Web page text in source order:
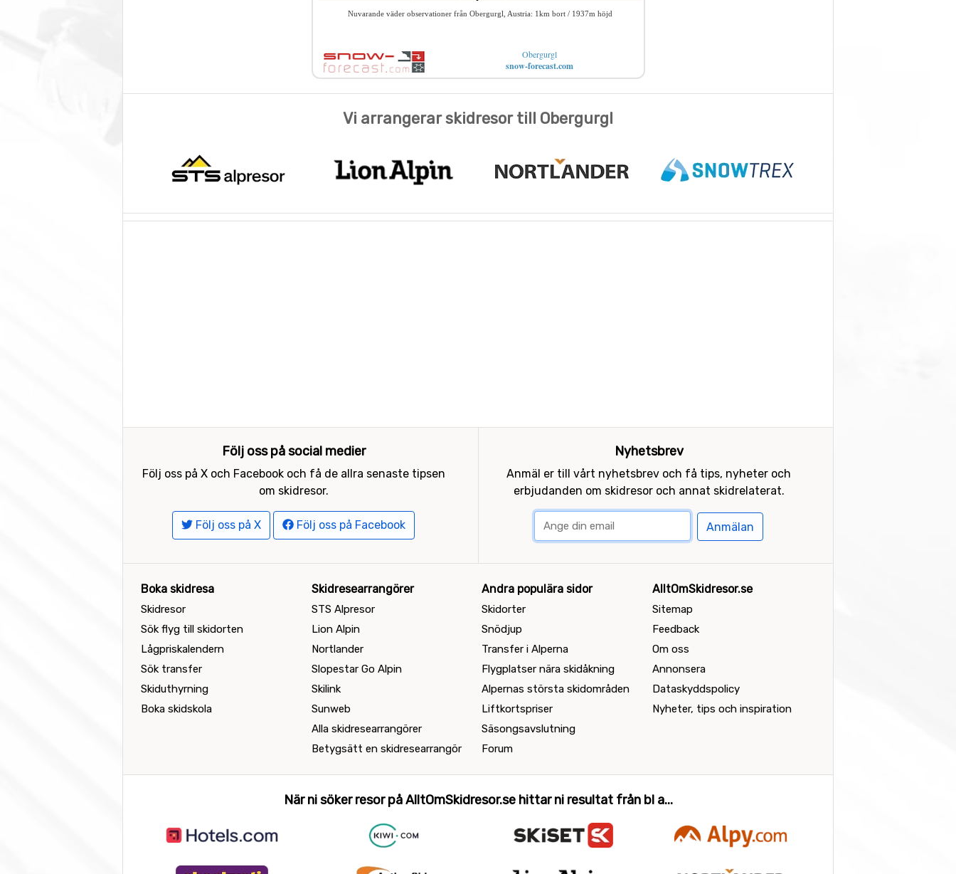
Obergurgl
snow-forecast.com
Vi arrangerar skidresor till Obergurgl
Följ oss på social medier
Följ oss på X och Facebook och få de allra senaste tipsen
om skidresor.
Följ oss på X Följ oss på Facebook
Nyhetsbrev
Anmäl er till vårt nyhetsbrev och få tips, nyheter och
erbjudanden om skidresor och annat skidrelaterat.
Anmälan
Boka skidresa
Skidresor
Sök flyg till skidorten
Lågpriskalendern
Sök transfer
Skiduthyrning
Boka skidskola
Skidresearrangörer
STS Alpresor
Lion Alpin
Nortlander
Slopestar Go Alpin
Skilink
Sunweb
Alla skidresearrangörer
Betygsätt en skidresearrangör
Andra populära sidor
Skidorter
Snödjup
Transfer i Alperna
Flygplatser nära skidåkning
Alpernas största skidområden
Liftkortspriser
Säsongsavslutning
Forum
AlltOmSkidresor.se
Sitemap
Feedback
Om oss
Annonsera
Dataskyddspolicy
Nyheter, tips och inspiration
När ni söker resor på AlltOmSkidresor.se hittar ni resultat från bl a...